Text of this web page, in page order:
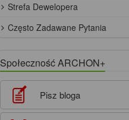
Strefa Dewelopera
Często Zadawane Pytania
Społeczność ARCHON+
Pisz bloga